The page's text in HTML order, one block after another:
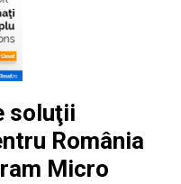
soluţii
România
Micro